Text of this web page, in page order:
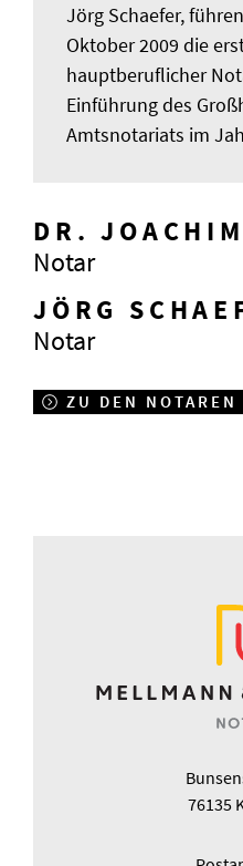
Jörg Schaefer,
Oktober 2009 die
hauptberuflicher
Einführung des
Amtsnotariats im
DR.
Notar
JÖRG
Notar
ZU DEN NOTAREN
76135